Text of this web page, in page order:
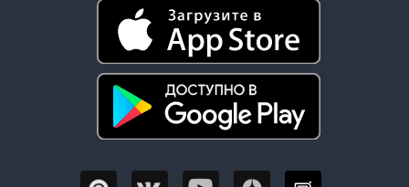
Отопление